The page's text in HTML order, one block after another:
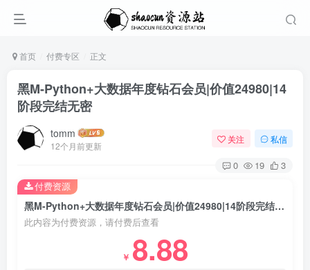
首页 付费专区 正文
黑M-Python+大数据年度钻石会员|价值24980|14
阶段完结无密
tomm
12个月前更新
关注 私信
0 19 3
黑M-Python+大数据年度钻石会员|价值24980|14阶段完结无密
此内容为付费资源，请付费后查看
￥ 8.88
付费资源